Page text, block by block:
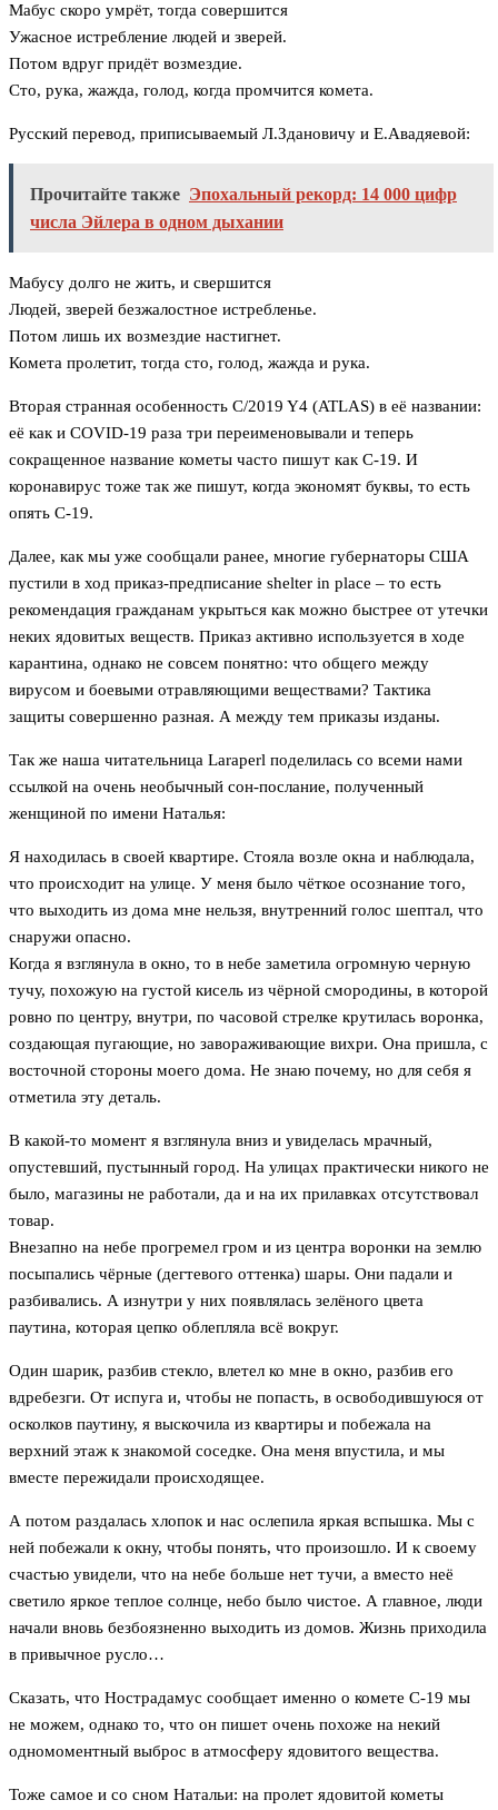
Мабус скоро умрёт, тогда совершится
Ужасное истребление людей и зверей.
Потом вдруг придёт возмездие.
Сто, рука, жажда, голод, когда промчится комета.
Русский перевод, приписываемый Л.Здановичу и Е.Авадяевой:
Прочитайте также Эпохальный рекорд: 14 000 цифр
числа Эйлера в одном дыхании
Мабусу долго не жить, и свершится
Людей, зверей безжалостное истребленье.
Потом лишь их возмездие настигнет.
Комета пролетит, тогда сто, голод, жажда и рука.
Вторая странная особенность C/2019 Y4 (ATLAS) в её названии:
её как и COVID-19 раза три переименовывали и теперь
сокращенное название кометы часто пишут как C-19. И
коронавирус тоже так же пишут, когда экономят буквы, то есть
опять С-19.
Далее, как мы уже сообщали ранее, многие губернаторы США
пустили в ход приказ-предписание shelter in place – то есть
рекомендация гражданам укрыться как можно быстрее от утечки
неких ядовитых веществ. Приказ активно используется в ходе
карантина, однако не совсем понятно: что общего между
вирусом и боевыми отравляющими веществами? Тактика
защиты совершенно разная. А между тем приказы изданы.
Так же наша читательница Laraperl поделилась со всеми нами
ссылкой на очень необычный сон-послание, полученный
женщиной по имени Наталья:
Я находилась в своей квартире. Стояла возле окна и наблюдала,
что происходит на улице. У меня было чёткое осознание того,
что выходить из дома мне нельзя, внутренний голос шептал, что
снаружи опасно.
Когда я взглянула в окно, то в небе заметила огромную черную
тучу, похожую на густой кисель из чёрной смородины, в которой
ровно по центру, внутри, по часовой стрелке крутилась воронка,
создающая пугающие, но завораживающие вихри. Она пришла, с
восточной стороны моего дома. Не знаю почему, но для себя я
отметила эту деталь.
В какой-то момент я взглянула вниз и увиделась мрачный,
опустевший, пустынный город. На улицах практически никого не
было, магазины не работали, да и на их прилавках отсутствовал
товар.
Внезапно на небе прогремел гром и из центра воронки на землю
посыпались чёрные (дегтевого оттенка) шары. Они падали и
разбивались. А изнутри у них появлялась зелёного цвета
паутина, которая цепко облепляла всё вокруг.
Один шарик, разбив стекло, влетел ко мне в окно, разбив его
вдребезги. От испуга и, чтобы не попасть, в освободившуюся от
осколков паутину, я выскочила из квартиры и побежала на
верхний этаж к знакомой соседке. Она меня впустила, и мы
вместе пережидали происходящее.
А потом раздалась хлопок и нас ослепила яркая вспышка. Мы с
ней побежали к окну, чтобы понять, что произошло. И к своему
счастью увидели, что на небе больше нет тучи, а вместо неё
светило яркое теплое солнце, небо было чистое. А главное, люди
начали вновь безбоязненно выходить из домов. Жизнь приходила
в привычное русло…
Сказать, что Нострадамус сообщает именно о комете С-19 мы
не можем, однако то, что он пишет очень похоже на некий
одномоментный выброс в атмосферу ядовитого вещества.
Тоже самое и со сном Натальи: на пролет ядовитой кометы